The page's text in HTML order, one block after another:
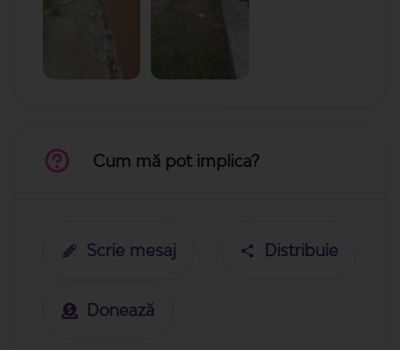
Cum mă pot implica?
Scrie mesaj Distribuie
Donează